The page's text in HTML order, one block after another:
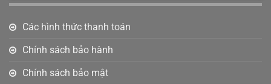
Các hình thức thanh toán
Chính sách bảo hành
Chính sách bảo mật